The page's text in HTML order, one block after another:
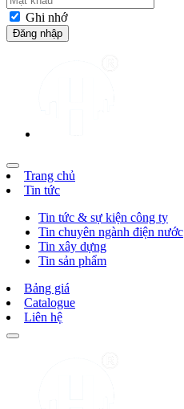
Ghi nhớ
Trang chủ
Tin tức
Tin tức & sự kiện công ty
Tin chuyên ngành điện nước
Tin xây dựng
Tin sản phẩm
Bảng giá
Catalogue
Liên hệ